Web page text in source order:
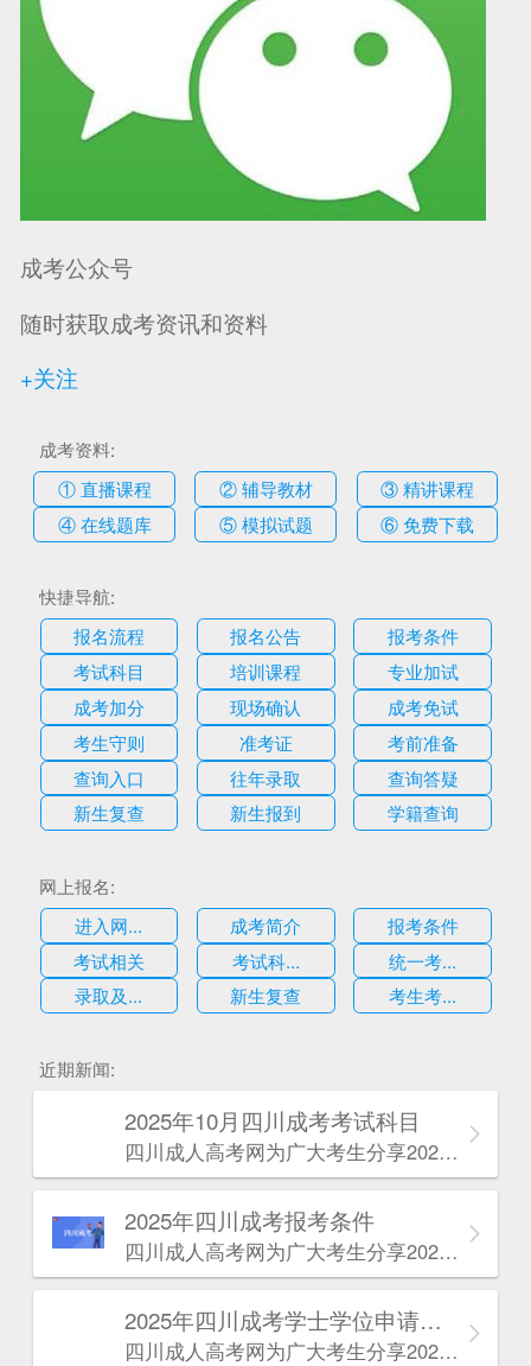
成考公众号
随时获取成考资讯和资料
+关注
成考资料:
① 直播课程
② 辅导教材
③ 精讲课程
④ 在线题库
⑤ 模拟试题 ⑥ 免费下载
快捷导航:
报名流程
报名公告
报考条件
考试科目
培训课程
专业加试
成考加分
现场确认
成考免试
考生守则
准考证
考前准备
查询入口
往年录取
查询答疑
新生复查
新生报到 学籍查询
网上报名:
进入网...
成考简介
报考条件
考试相关
考试科...
统一考...
录取及...
新生复查 考生考...
近期新闻:
2025年10月四川成考考试科目
四川成人高考网​为广大考生分享2025年10月四川成考考试科目。为广大在职人员和社会人士提供学历提升的机会。更多四川成考考试信息，欢迎在线访问四川成人高考网。
2025年‌‌‌‌四川成考报考条件
四川成人高考网​为广大考生分享2025年‌‌‌‌四川成考报考条件。为广大在职人员和社会人士提供学历提升的机会。更多四川成考考试信息，欢迎在线访问四川成人高考网。
2025年‌‌‌‌四川成考学士学位申请条件
四川成人高考网​为广大考生分享2025年‌‌‌‌四川成考学士学位申请条件。为广大在职人员和社会人士提供学历提升的机会。更多四川成考考试信息，欢迎在线访问四川成人高考网。